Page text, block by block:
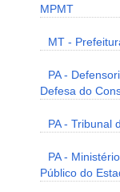
MPMT
MT -
PA -
Defesa do
PA - Tribunal
PA -
Público do